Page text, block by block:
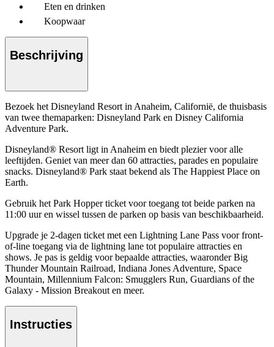
Eten en drinken
Koopwaar
Beschrijving
Bezoek het Disneyland Resort in Anaheim, Californië, de thuisbasis
van twee themaparken: Disneyland Park en Disney California
Adventure Park.
Disneyland® Resort ligt in Anaheim en biedt plezier voor alle
leeftijden. Geniet van meer dan 60 attracties, parades en populaire
snacks. Disneyland® Park staat bekend als The Happiest Place on
Earth.
Gebruik het Park Hopper ticket voor toegang tot beide parken na
11:00 uur en wissel tussen de parken op basis van beschikbaarheid.
Upgrade je 2-dagen ticket met een Lightning Lane Pass voor front-
of-line toegang via de lightning lane tot populaire attracties en
shows. Je pas is geldig voor bepaalde attracties, waaronder Big
Thunder Mountain Railroad, Indiana Jones Adventure, Space
Mountain, Millennium Falcon: Smugglers Run, Guardians of the
Galaxy - Mission Breakout en meer.
Instructies